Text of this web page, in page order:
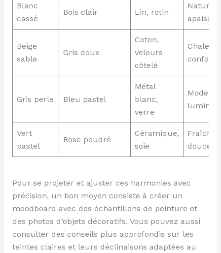
Blanc
cassé
Bois clair Lin, rotin
Beige
sable
Gris doux
Coton,
velours
côtelé
Gris perle Bleu pastel
Métal
blanc,
verre
Vert
pastel
Rose poudré
Céramique,
soie
Fraîche,
douce
Pour se projeter et ajuster ces harmonies avec
précision, un bon moyen consiste à créer un
moodboard avec des échantillons de peinture et
des photos d’objets décoratifs. Vous pouvez aussi
consulter des conseils plus approfondis sur les
teintes claires et leurs déclinaisons adaptées au